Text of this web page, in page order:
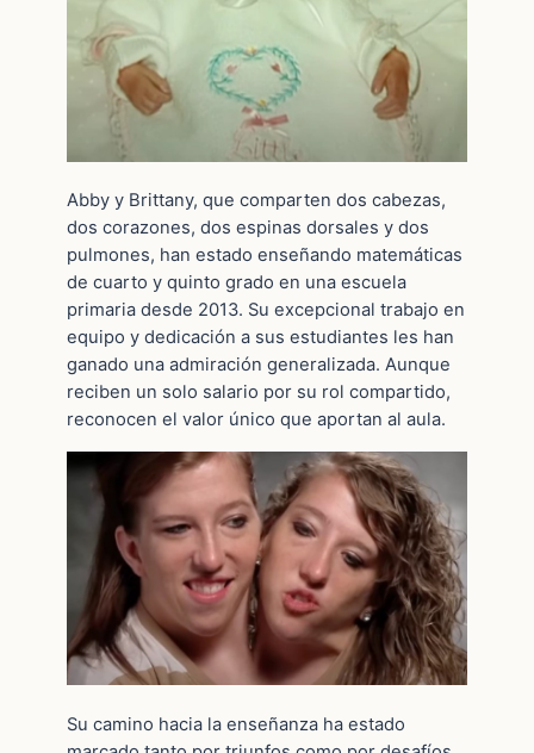
Abby y Brittany, que comparten dos cabezas,
dos corazones, dos espinas dorsales y dos
pulmones, han estado enseñando matemáticas
de cuarto y quinto grado en una escuela
primaria desde 2013. Su excepcional trabajo en
equipo y dedicación a sus estudiantes les han
ganado una admiración generalizada. Aunque
reciben un solo salario por su rol compartido,
reconocen el valor único que aportan al aula.
Su camino hacia la enseñanza ha estado